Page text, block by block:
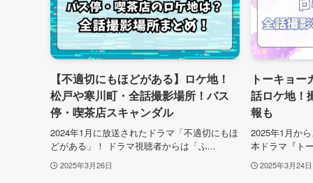
【不適切にもほどがある】ロケ地！
松戸や寒川町・全話撮影場所！バス
停・喫茶店スキャンダル
2024年1月に放送されたドラマ「不適切にもほ
どがある」！ ドラマ視聴者からは「ふ...
2025年3月26日
トーキョ
話ロケ地！
報も
2025年1月か
本ドラマ『ト
2025年3月24日